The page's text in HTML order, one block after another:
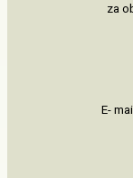
za
E-